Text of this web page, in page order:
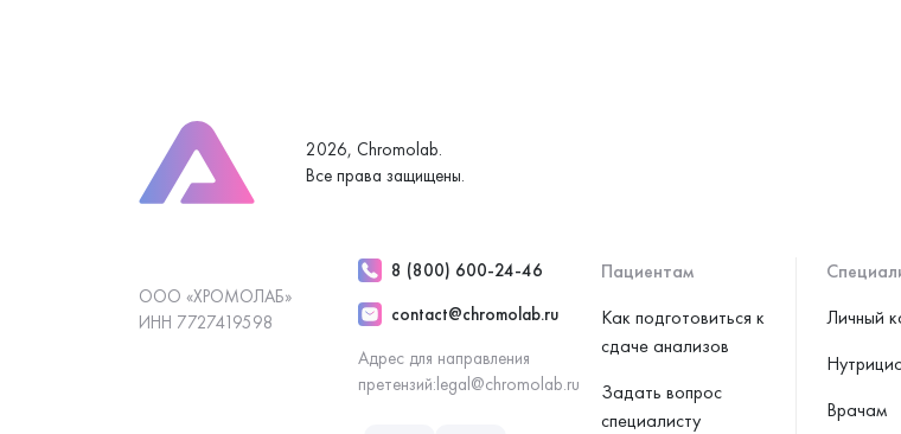
2026, Chromolab.
Все права защищены.
Пациентам
Как подготовиться к
сдаче анализов
Задать вопрос
специалисту
Личный
Врачам
ООО «ХРОМОЛАБ»
ИНН 7727419598
8 (800) 600-24-46
contact@chromolab.ru
Адрес для направления
претензий:legal@chromolab.ru